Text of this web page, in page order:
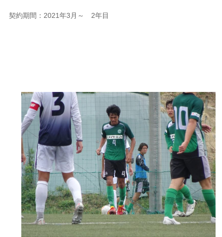
契約期間：2021年3月～ 2年目